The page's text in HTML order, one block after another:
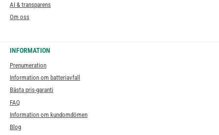
AI & transparens
Om oss
INFORMATION
Prenumeration
Information om batteriavfall
Bästa pris-garanti
FAQ
Information om kundomdömen
Blog